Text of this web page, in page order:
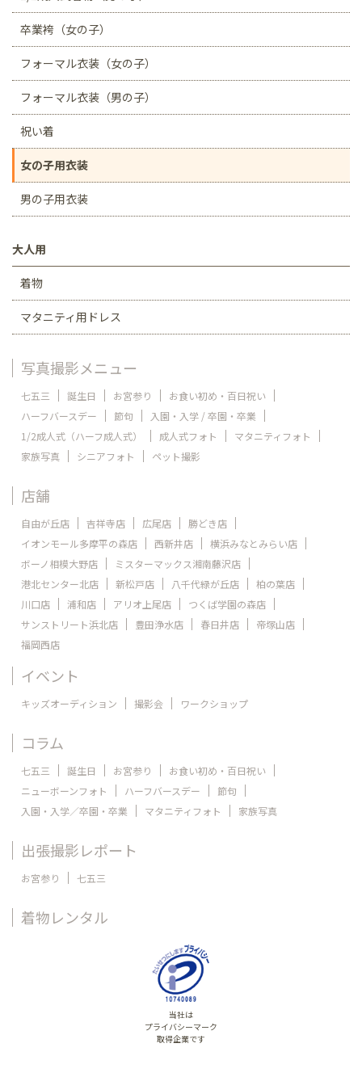
卒業袴（女の子）
フォーマル衣装（女の子）
フォーマル衣装（男の子）
祝い着
女の子用衣装
男の子用衣装
大人用
着物
マタニティ用ドレス
写真撮影メニュー
七五三 誕生日 お宮参り
お食い初め・百日祝い
ハーフバースデー
節句
入園・入学 / 卒園・卒業
1/2成人式（ハーフ成人式）
成人式フォト
マタニティフォト
家族写真
シニアフォト ペット撮影
店舗
自由が丘店 吉祥寺店 広尾店
勝どき店
イオンモール多摩平の森店
西新井店
横浜みなとみらい店
ボーノ相模大野店
ミスターマックス湘南藤沢店
港北センター北店
新松戸店 八千代緑が丘店
柏の葉店
川口店
浦和店 アリオ上尾店
つくば学園の森店
サンストリート浜北店
豊田浄水店 春日井店
帝塚山店
福岡西店
イベント
キッズオーディション 撮影会 ワークショップ
コラム
七五三 誕生日 お宮参り
お食い初め・百日祝い
ニューボーンフォト
ハーフバースデー
節句
入園・入学／卒園・卒業
マタニティフォト 家族写真
出張撮影レポート
お宮参り 七五三
着物レンタル
当社は
プライバシーマーク
取得企業です